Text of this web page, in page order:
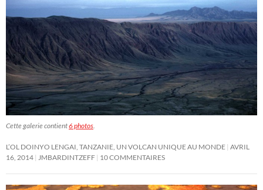
Cette galerie contient6 photos
L’OL DOINYO LENGAI, TANZANIE, UN VOLCAN UNIQUE AU MONDE AVRIL
16, 2014
JMBARDINTZEFF 10 COMMENTAIRES